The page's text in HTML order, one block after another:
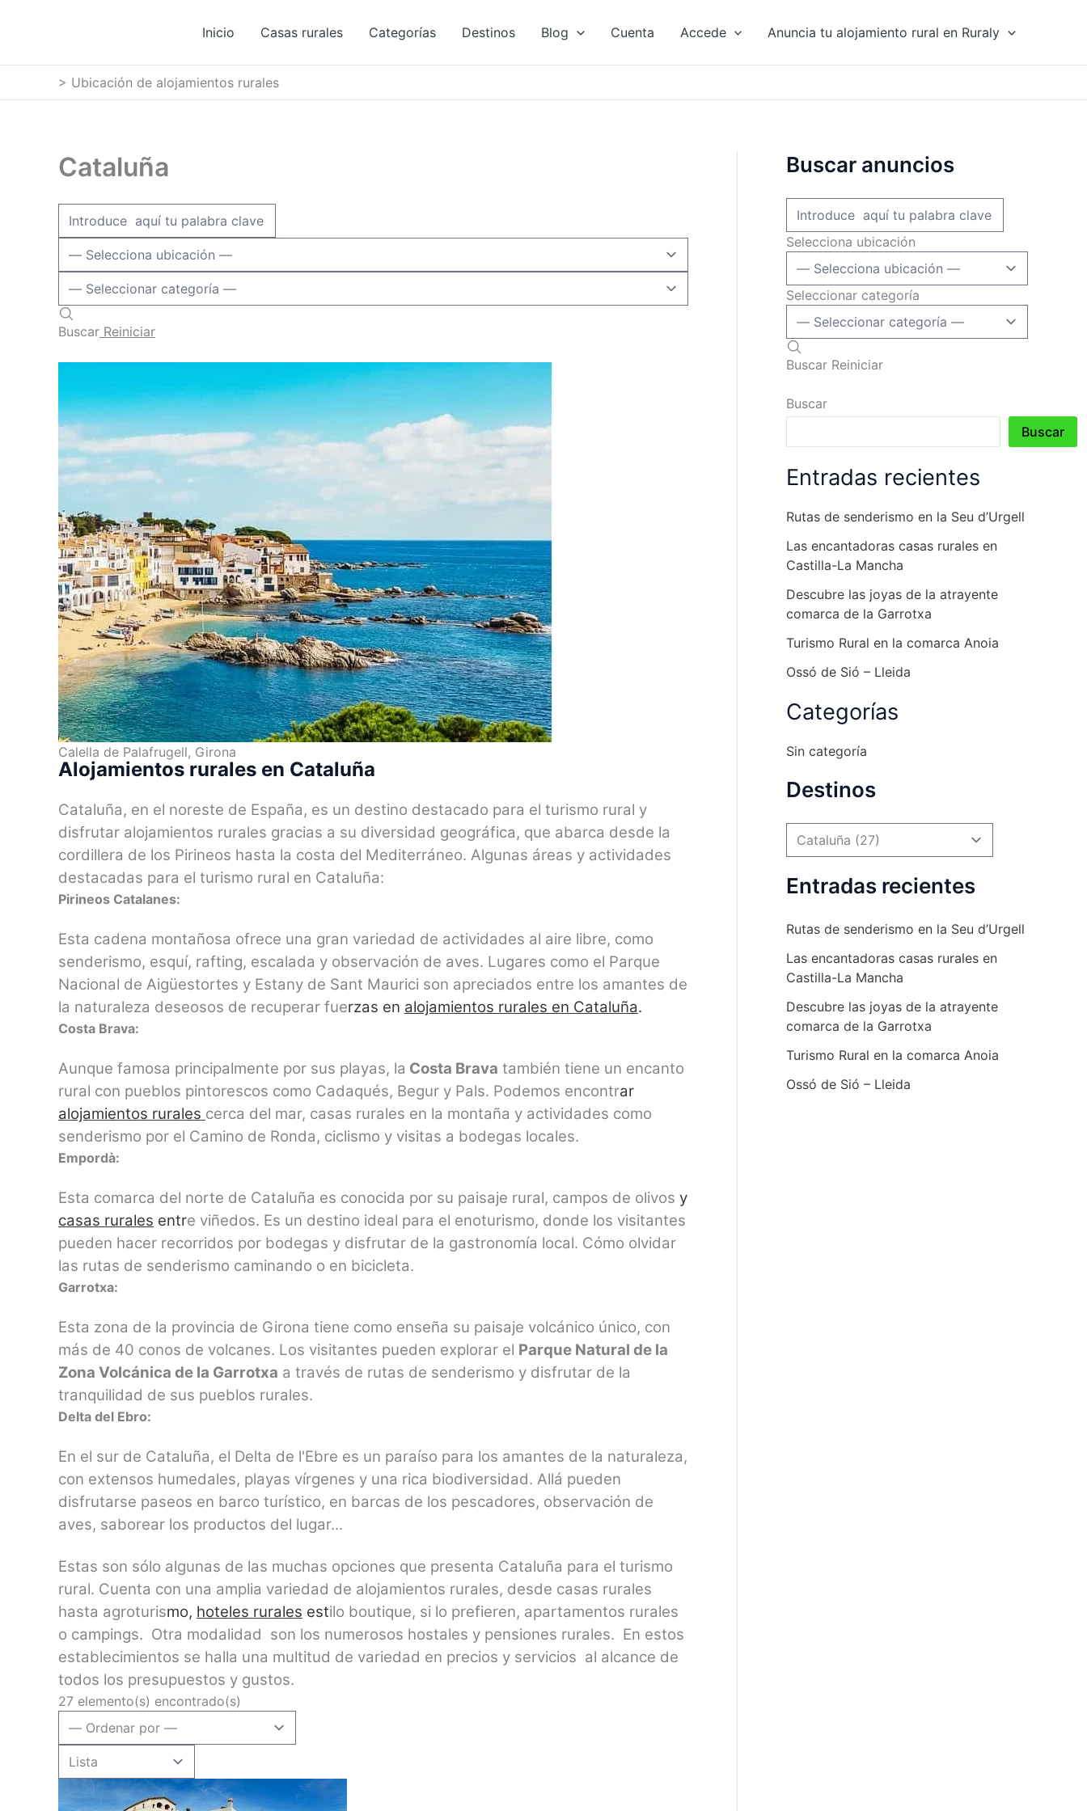
Inicio Casas rurales Categorías Destinos Blog Cuenta Accede Anuncia tu alojamiento rural en Ruraly
> Ubicación de alojamientos rurales
Cataluña
Buscar Reiniciar
Calella de Palafrugell, Girona
Alojamientos rurales en Cataluña
Cataluña, en el noreste de España, es un destino destacado para el turismo rural y
disfrutar alojamientos rurales gracias a su diversidad geográfica, que abarca desde la
cordillera de los Pirineos hasta la costa del Mediterráneo. Algunas áreas y actividades
destacadas para el turismo rural en Cataluña:
Pirineos Catalanes:
Esta cadena montañosa ofrece una gran variedad de actividades al aire libre, como
senderismo, esquí, rafting, escalada y observación de aves. Lugares como el Parque
Nacional de Aigüestortes y Estany de Sant Maurici son apreciados entre los amantes de
la naturaleza deseosos de recuperar fuerzas en alojamientos rurales en Cataluña.
Costa Brava:
Aunque famosa principalmente por sus playas, la Costa Brava también tiene un encanto
rural con pueblos pintorescos como Cadaqués, Begur y Pals. Podemos encontrar
alojamientos rurales cerca del mar, casas rurales en la montaña y actividades como
senderismo por el Camino de Ronda, ciclismo y visitas a bodegas locales.
Empordà:
Esta comarca del norte de Cataluña es conocida por su paisaje rural, campos de olivos y
casas rurales entre viñedos. Es un destino ideal para el enoturismo, donde los visitantes
pueden hacer recorridos por bodegas y disfrutar de la gastronomía local. Cómo olvidar
las rutas de senderismo caminando o en bicicleta.
Garrotxa:
Esta zona de la provincia de Girona tiene como enseña su paisaje volcánico único, con
más de 40 conos de volcanes. Los visitantes pueden explorar el Parque Natural de la
Zona Volcánica de la Garrotxa a través de rutas de senderismo y disfrutar de la
tranquilidad de sus pueblos rurales.
Delta del Ebro:
En el sur de Cataluña, el Delta de l'Ebre es un paraíso para los amantes de la naturaleza,
con extensos humedales, playas vírgenes y una rica biodiversidad. Allá pueden
disfrutarse paseos en barco turístico, en barcas de los pescadores, observación de
aves, saborear los productos del lugar...
Estas son sólo algunas de las muchas opciones que presenta Cataluña para el turismo
rural. Cuenta con una amplia variedad de alojamientos rurales, desde casas rurales
hasta agroturismo, hoteles rurales estilo boutique, si lo prefieren, apartamentos rurales
o campings. Otra modalidad son los numerosos hostales y pensiones rurales. En estos
establecimientos se halla una multitud de variedad en precios y servicios al alcance de
todos los presupuestos y gustos.
27 elemento(s) encontrado(s)
Buscar anuncios
Selecciona ubicación
Seleccionar categoría
Buscar Reiniciar
Buscar
Buscar
Entradas recientes
Rutas de senderismo en la Seu d’Urgell
Las encantadoras casas rurales en
Castilla-La Mancha
Descubre las joyas de la atrayente
comarca de la Garrotxa
Turismo Rural en la comarca Anoia
Ossó de Sió – Lleida
Categorías
Sin categoría
Destinos
Entradas recientes
Rutas de senderismo en la Seu d’Urgell
Las encantadoras casas rurales en
Castilla-La Mancha
Descubre las joyas de la atrayente
comarca de la Garrotxa
Turismo Rural en la comarca Anoia
Ossó de Sió – Lleida